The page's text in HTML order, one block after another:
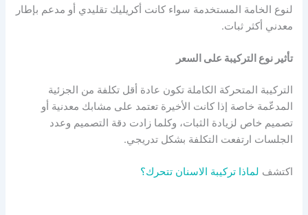
لنوع الخامة المستخدمة سواء كانت أكريليك تقليدي أو مدعم بإطار
معدني أكثر ثبات.
تأثير نوع التركيبة على السعر
التركيبة المتحركة الكاملة تكون عادة أقل تكلفة من الجزئية
المدعّمة خاصة إذا كانت الأخيرة تعتمد على مشابك معدنية أو
تصميم خاص لزيادة الثبات، وكلما زادت دقة التصميم وعدد
الجلسات ارتفعت التكلفة بشكل تدريجي.
اكتشف لماذا تركيبة الاسنان تتحرك؟